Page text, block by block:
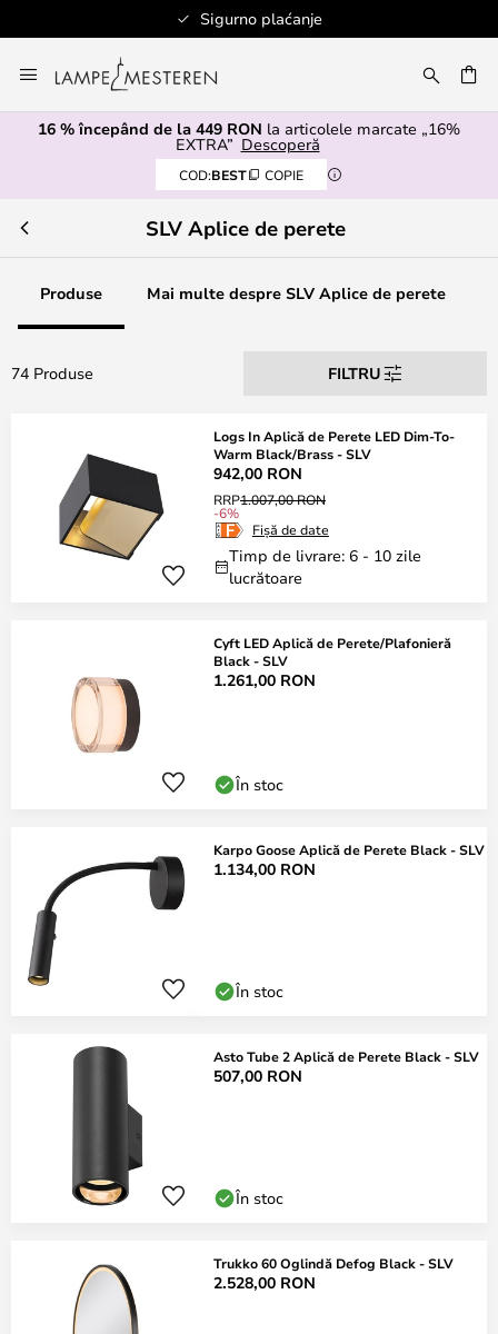
Sigurno plaćanje
la
Continut
16 % începând de la 449 RON la articolele marcate „16%
EXTRA” Descoperă
COD:BEST COPIE
SLV Aplice de perete
Produse Mai multe despre SLV Aplice de perete
74 Produse FILTRU
Logs In Aplică de Perete LED Dim-To-
Warm Black/Brass - SLV
942,00 RON
RRP1.007,00 RON
-6%
Fișă de date
Timp de livrare: 6 - 10 zile
lucrătoare
Cyft LED Aplică de Perete/Plafonieră
Black - SLV
1.261,00 RON
În stoc
Karpo Goose Aplică de Perete Black - SLV
1.134,00 RON
În stoc
Asto Tube 2 Aplică de Perete Black - SLV
507,00 RON
În stoc
Trukko 60 Oglindă Defog Black - SLV
2.528,00 RON